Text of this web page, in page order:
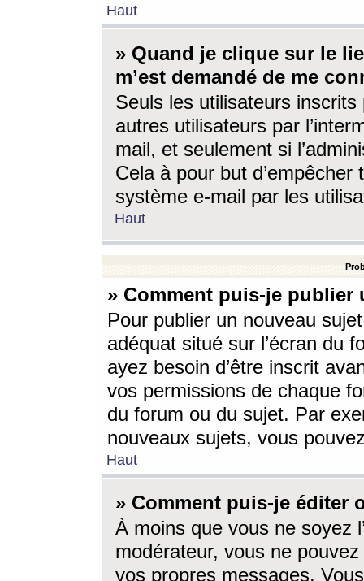
Haut
» Quand je clique sur le
m’est demandé de me
Seuls les utilisateurs
autres utilisateurs par
mail, et seulement si
Cela à pour but
système e-mail par les
Haut
» Comment puis-je
Pour publier un nouveau
adéquat situé sur l’écran du
ayez besoin d’être inscrit
vos permissions de chaque
du forum ou du sujet. Par
nouveaux sujets, vous
Haut
» Comment puis-je éditer
À moins que vous ne soyez
modérateur, vous ne
vos propres messages.